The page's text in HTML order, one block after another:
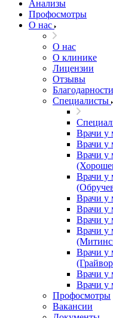
Анализы
Профосмотры
О нас
О нас
О клинике
Лицензии
Отзывы
Благодарности
Специалисты
Врачи у
Врачи у
Врачи у
Врачи у
Врачи у
Врачи у
Врачи у
Врачи у
Врачи у
Врачи у
Врачи у
Профосмотры
Вакансии